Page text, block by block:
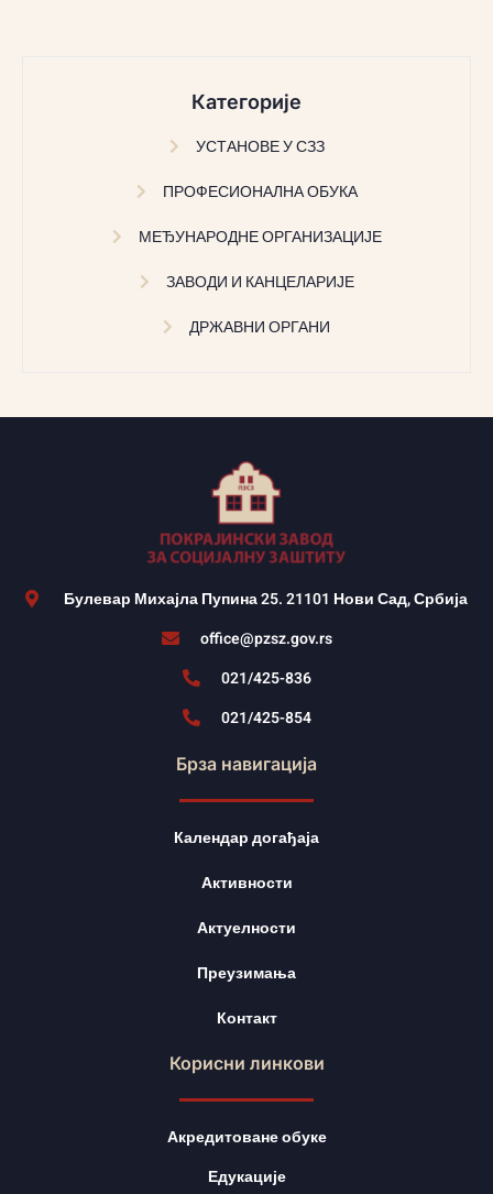
Категорије
УСТАНОВЕ У СЗЗ
ПРОФЕСИОНАЛНА ОБУКА
МЕЂУНАРОДНЕ ОРГАНИЗАЦИЈЕ
ЗАВОДИ И КАНЦЕЛАРИЈЕ
ДРЖАВНИ ОРГАНИ
Булевар Михајла Пупина 25. 21101 Нови Сад, Србија
office@pzsz.gov.rs
021/425-836
021/425-854
Брза навигација
Календар догађаја
Активности
Актуелности
Преузимања
Контакт
Корисни линкови
Акредитоване обуке
Едукације